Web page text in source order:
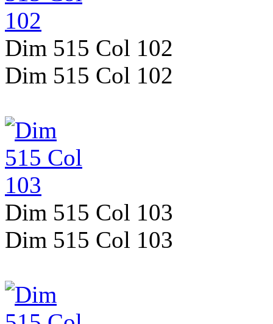
Dim 515 Col 102
Dim 515 Col 102
Dim 515 Col 103
Dim 515 Col 103